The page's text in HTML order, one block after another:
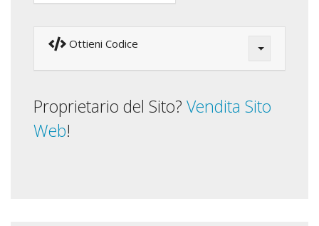
Ottieni Codice
Proprietario del Sito? Vendita Sito
Web!